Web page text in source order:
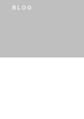
BLOG